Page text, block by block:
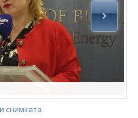
снимката